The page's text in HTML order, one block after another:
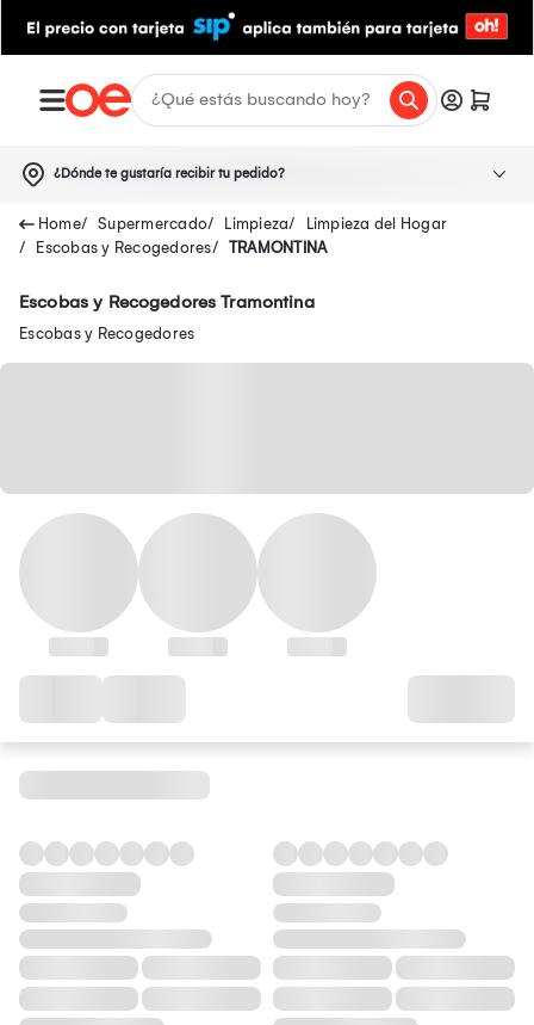
¿Dónde te gustaría recibir tu pedido?
Supermercado Limpieza
Limpieza del Hogar
Escobas y Recogedores
TRAMONTINA
Escobas y Recogedores Tramontina
Escobas y Recogedores